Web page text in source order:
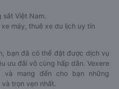
Việt Nam.
máy, thuê xe du lịch uy tín
bạn đã có thể đặt được dịch vụ
ưu đãi vô cùng hấp dẫn. Vexere
và mang đến cho bạn những
trọn vẹn nhất.